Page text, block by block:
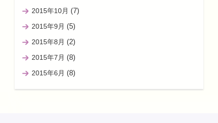
2015年10月 (7)
2015年9月 (5)
2015年8月 (2)
2015年7月 (8)
2015年6月 (8)